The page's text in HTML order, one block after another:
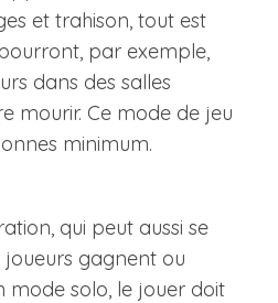
et trahison, tout est
par exemple,
dans des salles
mourir. Ce mode de jeu
minimum.
qui peut aussi se
joueurs gagnent ou
mode solo, le jouer doit